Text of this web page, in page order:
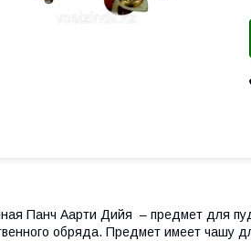
Панч Аарти Дийя – предмет для
обряда. Предмет имеет чашу